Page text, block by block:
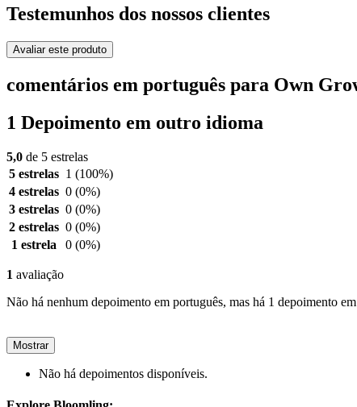
Testemunhos dos nossos clientes
Avaliar este produto
comentários em português para Own
1 Depoimento em outro idioma
5,0 de 5 estrelas
5 estrelas 1 (100%)
4 estrelas 0 (0%)
3 estrelas 0 (0%)
2 estrelas 0 (0%)
1 estrela
0 (0%)
1 avaliação
Não há nenhum depoimento em português, mas há 1 depoimento
Mostrar
Não há depoimentos disponíveis.